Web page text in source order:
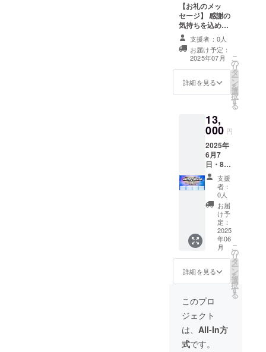
【お礼のメッ
セージ】 感謝の
気持ちを込め
て、お礼のメッ
セージをお送り
します。
支援者：0人
お届け予定：
2025年07月
詳細を見る
こ
の
リ
タ
ー
ン
を
選
択
す
る
13,
000 円
2025年
6月7
日・8日
開催の
神戸メ
リケン
パーク
音楽
フェス
にて、
ステー
ジ背面
「メリ
ケン
パーク
ン」に
企業ロ
ゴを放
映しま
す。 ・
掲載期
支援
者：
0人
お届
け予
定：
2025
年06
月
詳細を見る
こ
の
リ
タ
ー
ン
を
選
択
す
る
このプロ
ジェクト
は、 All-In方
式です。